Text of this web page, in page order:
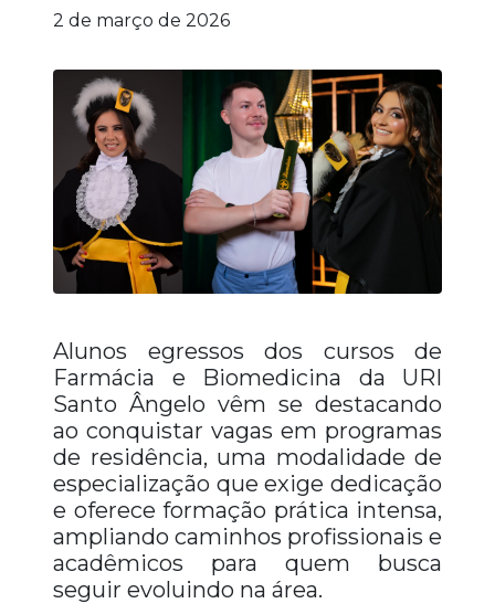
2 de março de 2026
Alunos egressos dos cursos de
Farmácia e Biomedicina da URI
Santo Ângelo vêm se destacando
ao conquistar vagas em programas
de residência, uma modalidade de
especialização que exige dedicação
e oferece formação prática intensa,
ampliando caminhos profissionais e
acadêmicos para quem busca
seguir evoluindo na área.